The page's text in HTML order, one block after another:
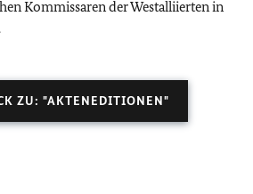
Kommissaren der Westalliierten in
ZU: "AKTENEDITIONEN"